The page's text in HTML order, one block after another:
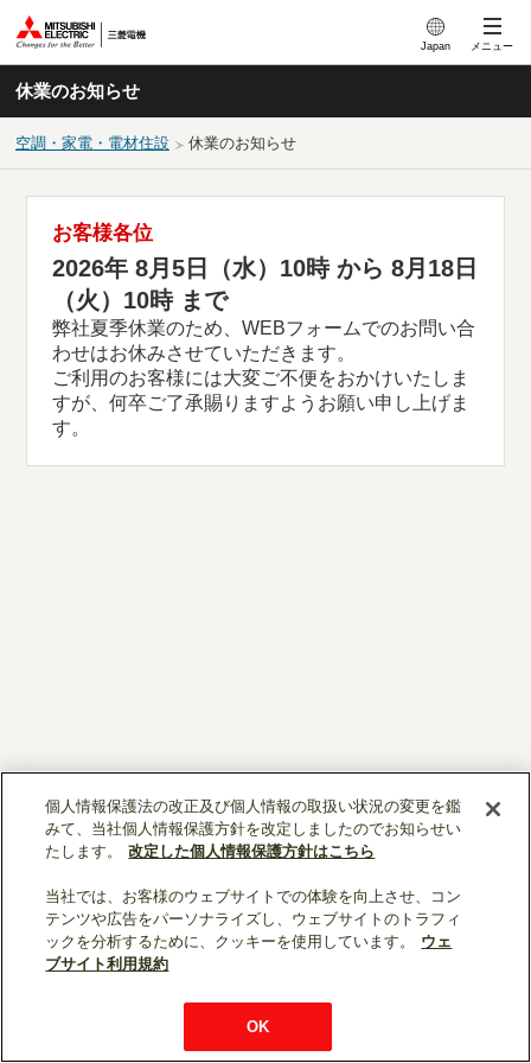
Japan メニュー
休業のお知らせ
空調・家電・電材住設 休業のお知らせ
お客様各位
2026年 8月5日（水）10時 から 8月18日
（火）10時 まで
弊社夏季休業のため、WEBフォームでのお問い合
わせはお休みさせていただきます。
ご利用のお客様には大変ご不便をおかけいたしま
すが、何卒ご了承賜りますようお願い申し上げま
す。
ソーシャルメディア公式アカウント一覧
個人情報保護
© Mitsubishi Electric Corporation
個人情報保護法の改正及び個人情報の取扱い状況の変更を鑑
みて、当社個人情報保護方針を改定しましたのでお知らせい
たします。
改定した個人情報保護方針はこちら
当社では、お客様のウェブサイトでの体験を向上させ、コン
テンツや広告をパーソナライズし、ウェブサイトのトラフィ
ックを分析するために、クッキーを使用しています。
ウェ
ブサイト利用規約
OK